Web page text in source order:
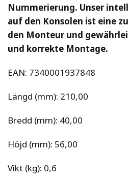
Nummerierung. Unser
auf den Konsolen ist eine
den Monteur und
und korrekte Montage.
EAN: 7340001937848
Längd (mm): 210,00
Bredd (mm): 40,00
Höjd (mm): 56,00
Vikt (kg): 0,6